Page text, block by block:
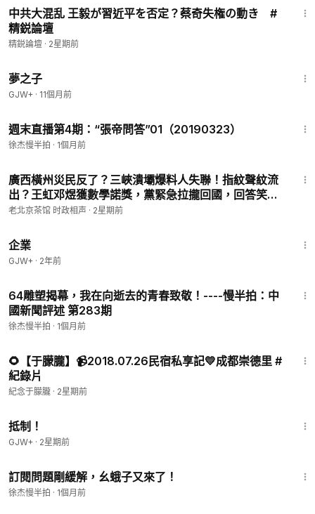
中共大混乱 王毅が習近平を否定？蔡奇失権の動き #
精鋭論壇
精鋭論壇 · 2星期前
夢之子
GJW+ · 11個月前
週末直播第4期：“張帝問答”01（20190323）
徐杰慢半拍 · 1個月前
廣西橫州災民反了？三峽潰壩爆料人失聯！指紋聲紋流
出？王虹邓煜獲數學諾獎，黨緊急拉攏回國，回答笑
噴！旺旺Kimi K3翻車！（老北京茶館/第1696
老北京茶馆 时政相声 · 2星期前
企業
GJW+ · 2年前
64雕塑揭幕，我在向逝去的青春致敬！----慢半拍：中
國新聞評述 第283期
徐杰慢半拍 · 1個月前
🌻【于朦朧】📹2018.07.26民宿私享記💛成都崇德里 #
紀錄片
紀念于朦朧 · 2星期前
抵制！
GJW+ · 2星期前
訂閱問題剛緩解，幺蛾子又來了！
徐杰慢半拍 · 1個月前